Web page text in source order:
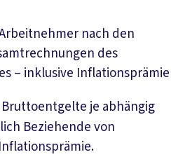
nach den
des
– inklusive Inflationsprämie
je abhängig
Beziehende von